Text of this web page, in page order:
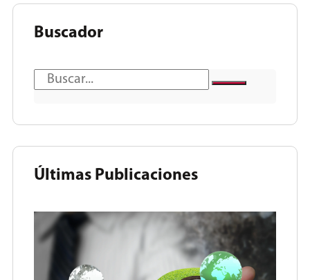
Buscador
Últimas Publicaciones